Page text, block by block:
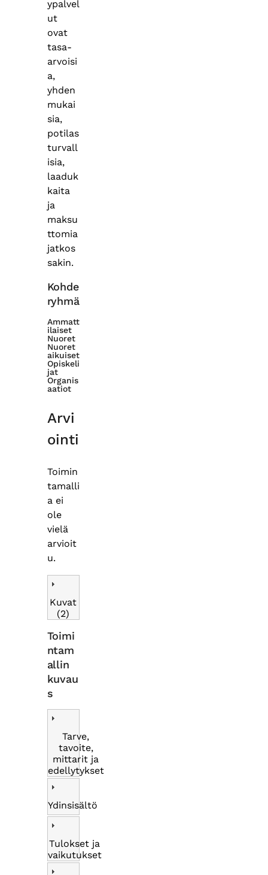
ypalvel
ut
ovat
tasa-
arvoisi
a,
yhden
mukai
sia,
potilas
turvall
isia,
laaduk
kaita
ja
maksu
ttomia
jatkos
sakin.
Kohde
ryhmä
Ammatt
ilaiset
Nuoret
Nuoret
aikuiset
Opiskeli
jat
Organis
aatiot
Arvi
ointi
Toimin
tamalli
a ei
ole
vielä
arvioit
u.
Kuvat
(2)
Toimi
ntam
allin
kuvau
s
Tarve,
tavoite,
mittarit ja
edellytykset
Ydinsisältö
Tulokset ja
vaikutukset